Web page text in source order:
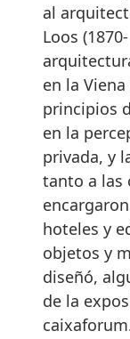
al
Loos
en la
principios
en la
privada, y
tanto a las
hoteles y
objetos y
diseñó,
de la